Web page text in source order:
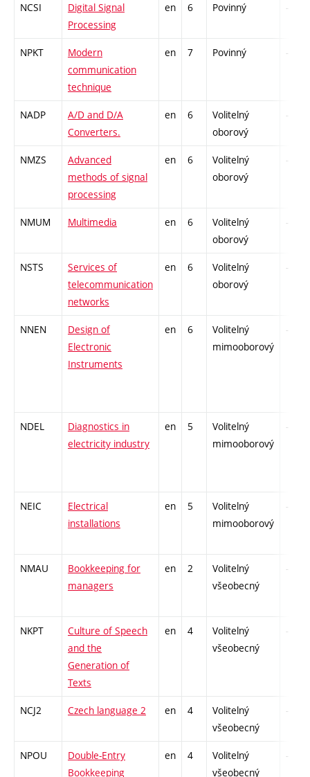
NCSI
Digital Signal
Processing
en 6 Povinný -
NPKT
Modern
communication
technique
en 7 Povinný -
NADP
A/D and D/A
Converters.
en 6
Volitelný
oborový
-
NMZS
Advanced
methods of signal
processing
en 6
Volitelný
oborový
-
NMUM Multimedia en 6
Volitelný
oborový
-
NSTS
Services of
telecommunication
networks
en 6
Volitelný
oborový
-
NNEN
Design of
Electronic
Instruments
en 6
Volitelný
mimooborový
-
NDEL
Diagnostics in
electricity industry
en 5
Volitelný
mimooborový
-
NEIC
Electrical
installations
en 5
Volitelný
mimooborový
-
NMAU
Bookkeeping for
managers
en 2
Volitelný
všeobecný
-
NKPT
Culture of Speech
and the
Generation of
Texts
en 4
Volitelný
všeobecný
-
NCJ2 Czech language 2 en 4
Volitelný
všeobecný
-
NPOU
Double-Entry
Bookkeeping
en 4
Volitelný
všeobecný
-